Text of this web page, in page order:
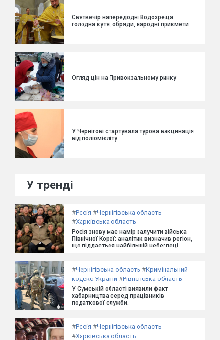
Святвечір напередодні Водохреща:
голодна кутя, обряди, народні прикмети
Огляд цін на Привокзальному ринку
У Чернігові стартувала турова вакцинація
від поліомієліту
У тренді
#Росія #Чернігівська область
#Харківська область
Росія знову має намір залучити війська
Північної Кореї: аналітик визначив регіон,
що піддається найбільшій небезпеці.
#Чернігівська область #Кримінальний
кодекс України #Рівненська область
У Сумській області виявили факт
хабарництва серед працівників
податкової служби.
#Росія #Чернігівська область
#Харківська область